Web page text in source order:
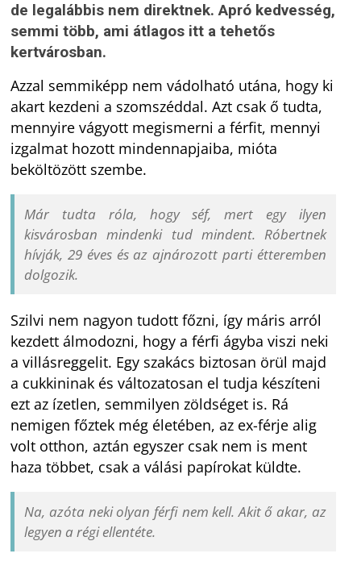
de legalábbis nem direktnek. Apró kedvesség,
semmi több, ami átlagos itt a tehetős
kertvárosban.
Azzal semmiképp nem vádolható utána, hogy ki
akart kezdeni a szomszéddal. Azt csak ő tudta,
mennyire vágyott megismerni a férfit, mennyi
izgalmat hozott mindennapjaiba, mióta
beköltözött szembe.
Már tudta róla, hogy séf, mert egy ilyen
kisvárosban mindenki tud mindent. Róbertnek
hívják, 29 éves és az ajnározott parti étteremben
dolgozik.
Szilvi nem nagyon tudott főzni, így máris arról
kezdett álmodozni, hogy a férfi ágyba viszi neki
a villásreggelit. Egy szakács biztosan örül majd
a cukkininak és változatosan el tudja készíteni
ezt az ízetlen, semmilyen zöldséget is. Rá
nemigen főztek még életében, az ex-férje alig
volt otthon, aztán egyszer csak nem is ment
haza többet, csak a válási papírokat küldte.
Na, azóta neki olyan férfi nem kell. Akit ő akar, az
legyen a régi ellentéte.